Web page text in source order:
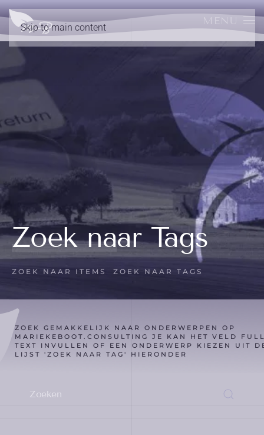
Skip to main content
MENU
Zoek naar Tags
ZOEK NAAR ITEMS ZOEK NAAR TAGS
ZOEK GEMAKKELIJK NAAR ONDERWERPEN OP
MARIEKEBOOT.CONSULTING JE KAN HET VELD
TEXT INVULLEN OF EEN ONDERWERP KIEZEN UIT
LIJST 'ZOEK NAAR TAG' HIERONDER